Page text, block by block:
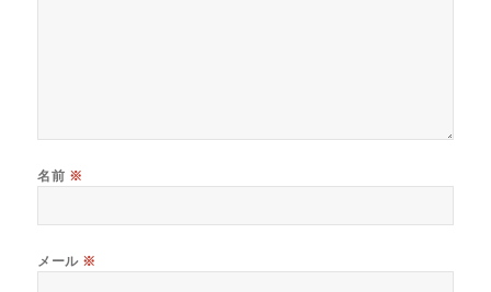
名前 ※
メール ※